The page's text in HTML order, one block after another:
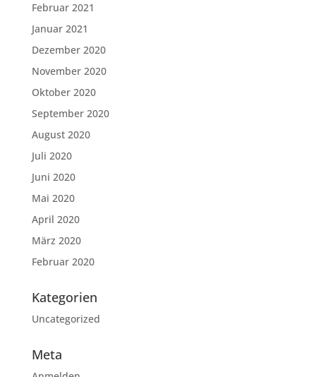
Februar 2021
Januar 2021
Dezember 2020
November 2020
Oktober 2020
September 2020
August 2020
Juli 2020
Juni 2020
Mai 2020
April 2020
März 2020
Februar 2020
Kategorien
Uncategorized
Meta